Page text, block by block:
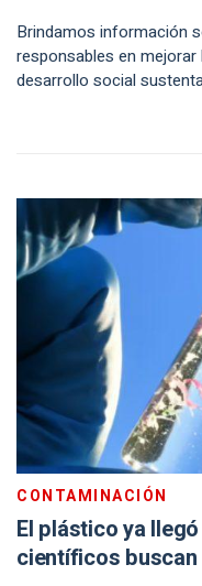
Brindamos información
responsables en
desarrollo social
CONTAMINACIÓN
El plástico ya
científicos